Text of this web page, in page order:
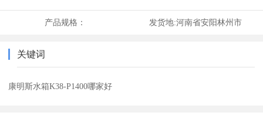
产品规格： 发货地:河南省安阳林州市
关键词
康明斯水箱K38-P1400哪家好